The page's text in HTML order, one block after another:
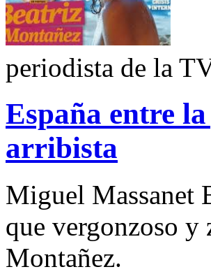
periodista de la
España entre
arribista
Miguel Massanet
que vergonzoso
Montañez.